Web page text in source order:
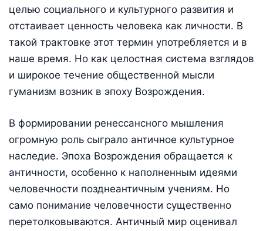
целью социального и культурного развития и
отстаивает ценность человека как личности. В
такой трактовке этот термин употребляется и в
наше время. Но как целостная система взглядов
и широкое течение общественной мысли
гуманизм возник в эпоху Возрождения.
В формировании ренессансного мышления
огромную роль сыграло античное культурное
наследие. Эпоха Возрождения обращается к
античности, особенно к наполненным идеями
человечности позднеантичным учениям. Но
само понимание человечности существенно
перетолковываются. Античный мир оценивал